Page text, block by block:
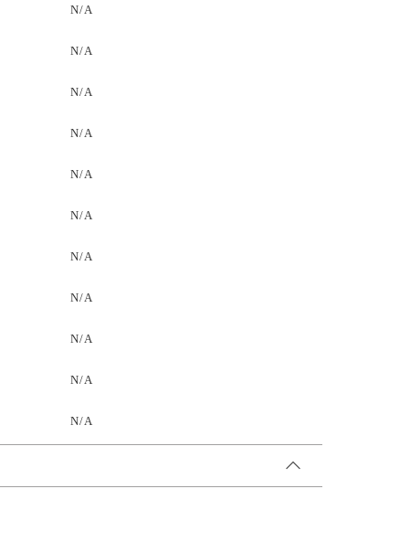
N/A
N/A
N/A
N/A
N/A
N/A
N/A
N/A
N/A
N/A
N/A